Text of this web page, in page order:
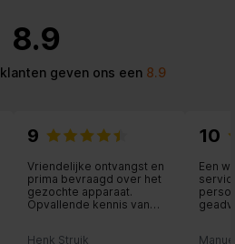
8.9
klanten geven ons een8.9
9
Vriendelijke ontvangst en
prima bevraagd over het
gezochte apparaat.
Opvallende kennis van
Henk Struik
10
Een